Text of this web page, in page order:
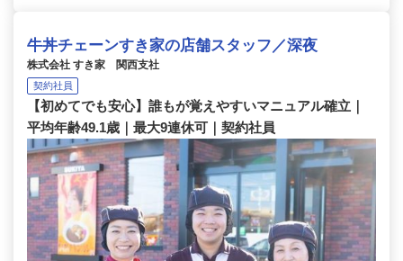
牛丼チェーンすき家の店舗スタッフ／深夜
株式会社 すき家 関西支社
契約社員
【初めてでも安心】誰もが覚えやすいマニュアル確立｜
平均年齢49.1歳｜最大9連休可｜契約社員